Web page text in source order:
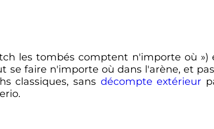
les tombés comptent n'importe où »)
se faire n'importe où dans l'arène, et
classiques, sans décompte extérieur